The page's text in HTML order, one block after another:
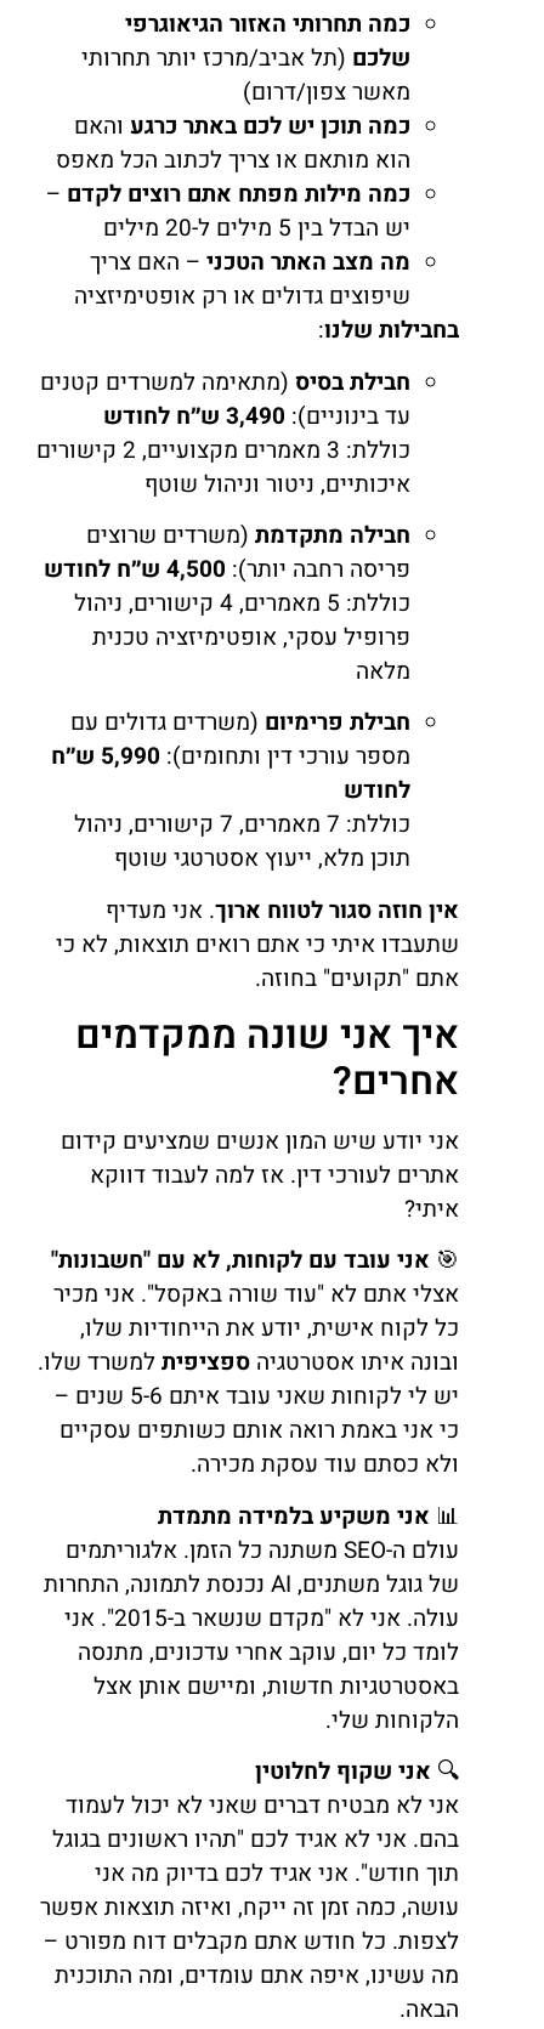
כמה תחרותי האזור הגיאוגרפי
שלכם (תל אביב/מרכז יותר תחרותי
מאשר צפון/דרום)
כמה תוכן יש לכם באתר כרגע והאם
הוא מותאם או צריך לכתוב הכל מאפס
כמה מילות מפתח אתם רוצים לקדם –
יש הבדל בין 5 מילים ל-20 מילים
מה מצב האתר הטכני – האם צריך
שיפוצים גדולים או רק אופטימיזציה
בחבילות שלנו:
חבילת בסיס (מתאימה למשרדים קטנים
עד בינוניים): 3,490 ש״ח לחודש
כוללת: 3 מאמרים מקצועיים, 2 קישורים
איכותיים, ניטור וניהול שוטף
חבילה מתקדמת (משרדים שרוצים
פריסה רחבה יותר): 4,500 ש״ח לחודש
כוללת: 5 מאמרים, 4 קישורים, ניהול
פרופיל עסקי, אופטימיזציה טכנית
מלאה
חבילת פרימיום (משרדים גדולים עם
מספר עורכי דין ותחומים):
5,990 ש״ח
לחודש
כוללת: 7 מאמרים, 7 קישורים, ניהול
תוכן מלא, ייעוץ אסטרטגי שוטף
אין חוזה סגור לטווח ארוך. אני מעדיף
שתעבדו איתי כי אתם רואים תוצאות, לא כי
אתם "תקועים" בחוזה.
איך אני שונה ממקדמים
אחרים?
אני יודע שיש המון אנשים שמציעים קידום
אתרים לעורכי דין. אז למה לעבוד דווקא
איתי?
🎯 אני עובד עם לקוחות, לא עם "חשבונות"
אצלי אתם לא "עוד שורה באקסל". אני מכיר
כל לקוח אישית, יודע את הייחודיות שלו,
ובונה איתו אסטרטגיה ספציפית למשרד שלו.
יש לי לקוחות שאני עובד איתם 5-6 שנים –
כי אני באמת רואה אותם כשותפים עסקיים
ולא כסתם עוד עסקת מכירה.
📊 אני משקיע בלמידה מתמדת
עולם ה-SEO משתנה כל הזמן. אלגוריתמים
של גוגל משתנים, AI נכנסת לתמונה, התחרות
עולה. אני לא "מקדם שנשאר ב-2015". אני
לומד כל יום, עוקב אחרי עדכונים, מתנסה
באסטרטגיות חדשות, ומיישם אותן אצל
הלקוחות שלי.
🔍 אני שקוף לחלוטין
אני לא מבטיח דברים שאני לא יכול לעמוד
בהם. אני לא אגיד לכם "תהיו ראשונים בגוגל
תוך חודש". אני אגיד לכם בדיוק מה אני
עושה, כמה זמן זה ייקח, ואיזה תוצאות אפשר
לצפות. כל חודש אתם מקבלים דוח מפורט –
מה עשינו, איפה אתם עומדים, ומה התוכנית
הבאה.